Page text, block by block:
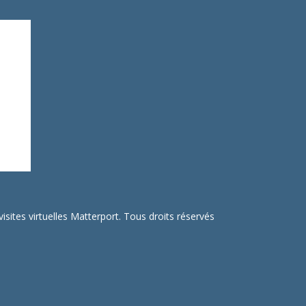
virtuelles Matterport. Tous droits réservés